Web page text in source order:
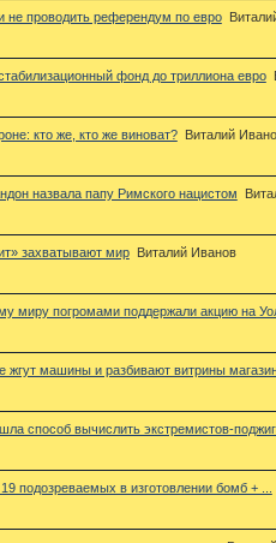
не проводить референдум по евро
фонд до триллиона евро
кто же, кто же виноват?
Виталий
назвала папу Римского нацистом
захватывают мир
Виталий Иванов
миру погромами поддержали акцию на
машины и разбивают витрины
способ вычислить экстремистов-
подозреваемых в изготовлении бомб + ...